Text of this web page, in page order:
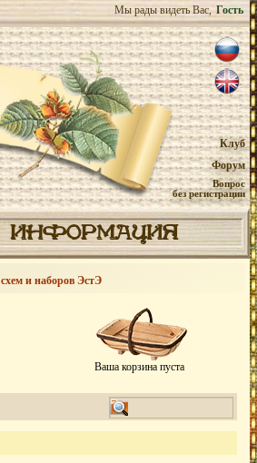
Мы рады видеть Вас, Гость
Клуб
Форум
Вопрос
без регистрации
ИНФОРМАЦИЯ
схем и наборов ЭстЭ
Ваша корзина пуста